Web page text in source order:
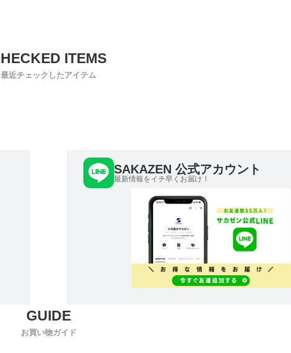
最近チェックしたアイテム
SAKAZEN 公式アカウント
最新情報をイチ早くお届け！
お買い物ガイド